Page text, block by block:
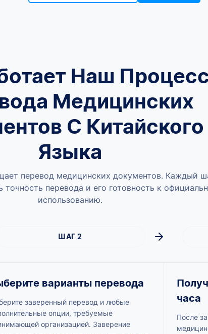
Наш Процесс
Медицинских
С Китайского
Языка
перевод медицинских документов. Каждый
точность перевода и его готовность к
использованию.
ШАГ 2
варианты перевода
заверенный перевод и любые
опции, требуемые
организацией. Заверение
часа
После